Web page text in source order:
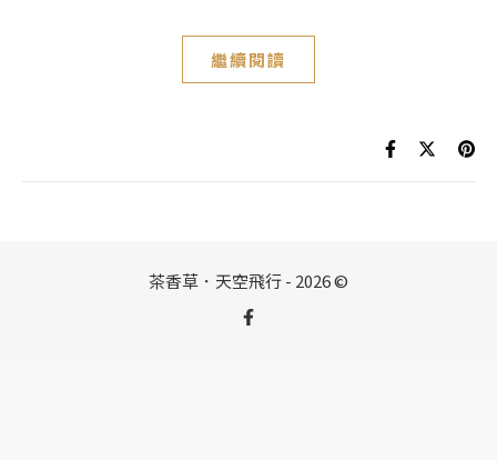
繼續閱讀
茶香草．天空飛行 - 2026 ©